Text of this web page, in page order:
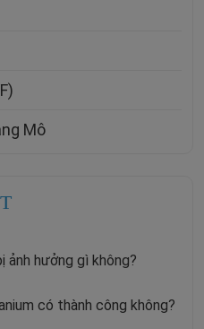
Mô
ảnh hưởng gì không?
có thành công không?